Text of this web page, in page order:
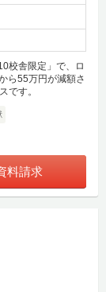
校舎限定」で、ロ
ら55万円が減額さ
です。
料請求